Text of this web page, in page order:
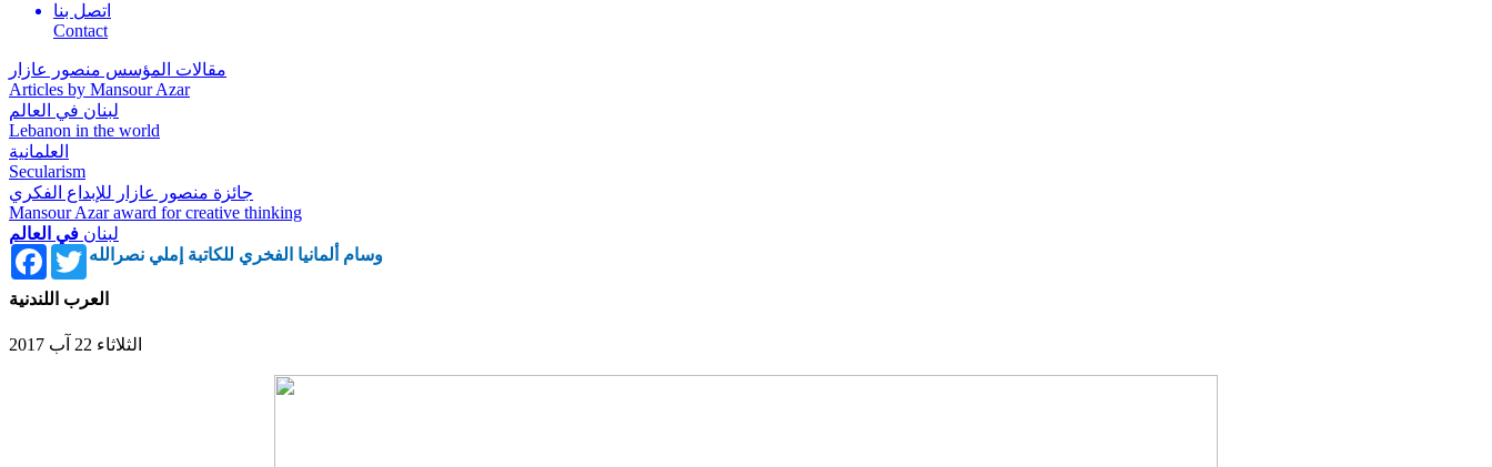
اتصل بنا
Contact
مقالات المؤسس منصور عازار
Articles by Mansour Azar
لبنان في العالم
Lebanon in the world
العلمانية
Secularism
جائزة منصور عازار للإبداع الفكري
Mansour Azar award for creative thinking
لبنان في العالم
FacebookTwitter
وسام ألمانيا الفخري للكاتبة إملي نصرالله
العرب اللندنية
الثلاثاء 22 آب 2017